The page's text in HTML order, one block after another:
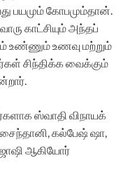
பயமும் கோபமும்தான்.
காட்சியும் அந்தப்
உண்ணும் உணவு மற்றும்
சிந்திக்க வைக்கும்
ஸ்வாதி விநாயக்
கல்பேஷ் ஷா,
ஆகியோர்